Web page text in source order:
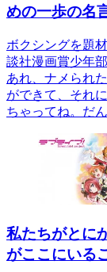
めの一歩の名
ボクシングを題
談社漫画賞少年
あれ、ナメられ
ができて、それ
ちゃってね。だ
私たちがとに
がここにいる